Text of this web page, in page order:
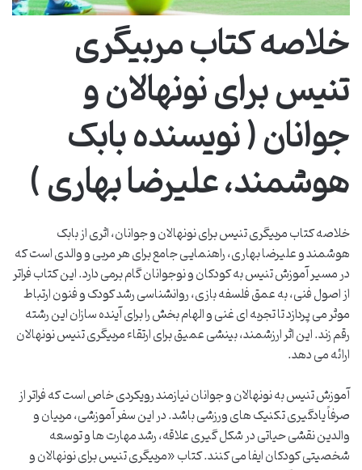
خلاصه کتاب مربیگری
تنیس برای نونهالان و
جوانان ( نویسنده بابک
هوشمند، علیرضا بهاری )
خلاصه کتاب مربیگری تنیس برای نونهالان و جوانان، اثری از بابک
هوشمند و علیرضا بهاری، راهنمایی جامع برای هر مربی و والدی است که
در مسیر آموزش تنیس به کودکان و نوجوانان گام برمی دارد. این کتاب فراتر
از اصول فنی، به عمق فلسفه بازی، روانشناسی رشد کودک و فنون ارتباط
موثر می پردازد تا تجربه ای غنی و الهام بخش را برای آینده سازان این رشته
رقم زند. این اثر ارزشمند، بینشی عمیق برای ارتقاء مربیگری تنیس نونهالان
ارائه می دهد.
آموزش تنیس به نونهالان و جوانان نیازمند رویکردی خاص است که فراتر از
صرفاً یادگیری تکنیک های ورزشی باشد. در این سفر آموزشی، مربیان و
والدین نقشی حیاتی در شکل گیری علاقه، رشد مهارت ها و توسعه
شخصیتی کودکان ایفا می کنند. کتاب «مربیگری تنیس برای نونهالان و